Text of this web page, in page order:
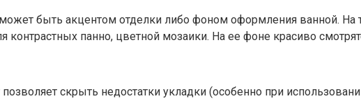
быть акцентом отделки либо фоном оформления ванной. На
контрастных панно, цветной мозаики. На ее фоне красиво
скрыть недостатки укладки (особенно при